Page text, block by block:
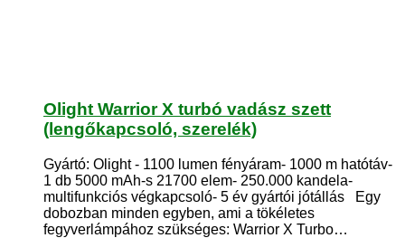
Olight Warrior X turbó vadász szett
(lengőkapcsoló, szerelék)
Gyártó: Olight - 1100 lumen fényáram- 1000 m hatótáv-
1 db 5000 mAh-s 21700 elem- 250.000 kandela-
multifunkciós végkapcsoló- 5 év gyártói jótállás Egy
dobozban minden egyben, ami a tökéletes
fegyverlámpához szükséges: Warrior X Turbo…